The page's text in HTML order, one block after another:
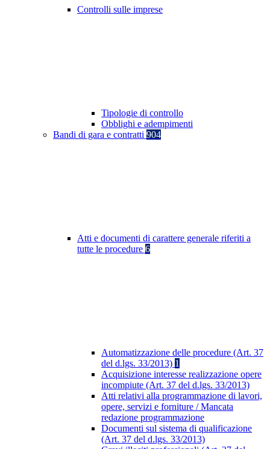
Controlli sulle imprese
Tipologie di controllo
Obblighi e adempimenti
Bandi di gara e contratti 904
Atti e documenti di carattere generale riferiti a
tutte le procedure 6
Automatizzazione delle procedure (Art. 37
del d.lgs. 33/2013) 1
Acquisizione interesse realizzazione opere
incompiute (Art. 37 del d.lgs. 33/2013)
Atti relativi alla programmazione di lavori,
opere, servizi e forniture / Mancata
redazione programmazione
Documenti sul sistema di qualificazione
(Art. 37 del d.lgs. 33/2013)